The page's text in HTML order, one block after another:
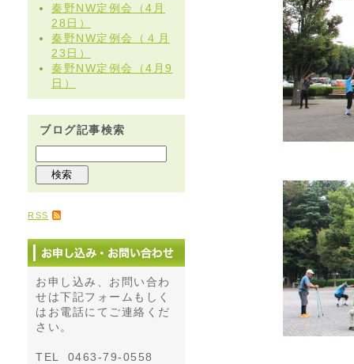
秦野NW定例会（4月
28日）
秦野NW定例会（４月
23日）
秦野NW定例会（4月9
日）
ブログ記事検索
RSS
お申し込み、お問い合わ
せは下記フォームもしく
はお電話にてご連絡くだ
さい。
TEL 0463-79-0558